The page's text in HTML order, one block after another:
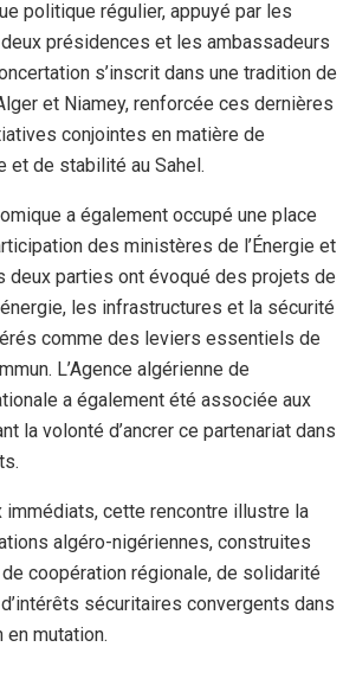
politique régulier, appuyé par les
présidences et les ambassadeurs
s’inscrit dans une tradition de
et Niamey, renforcée ces dernières
conjointes en matière de
et de stabilité au Sahel.
a également occupé une place
des ministères de l’Énergie et
deux parties ont évoqué des projets de
les infrastructures et la sécurité
comme des leviers essentiels de
L’Agence algérienne de
a également été associée aux
la volonté d’ancrer ce partenariat dans
immédiats, cette rencontre illustre la
algéro-nigériennes, construites
coopération régionale, de solidarité
sécuritaires convergents dans
en mutation.